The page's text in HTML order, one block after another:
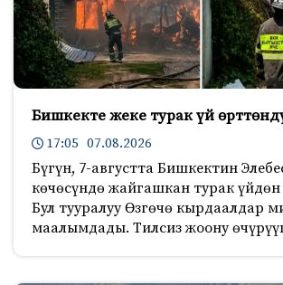
Бишкекте жеке турак үй
17:05 07.08.2026
Бүгүн, 7-августта Бишкектин
көчөсүндө жайгашкан турак
Бул тууралуу Өзгөчө кырдаалдар
маалымдады. Тилсиз жоону